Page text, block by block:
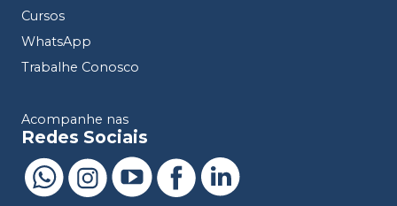
Cursos
WhatsApp
Trabalhe Conosco
Acompanhe nas
Redes Sociais